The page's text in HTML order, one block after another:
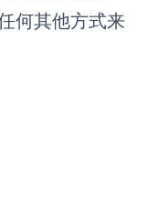
何其他方式来